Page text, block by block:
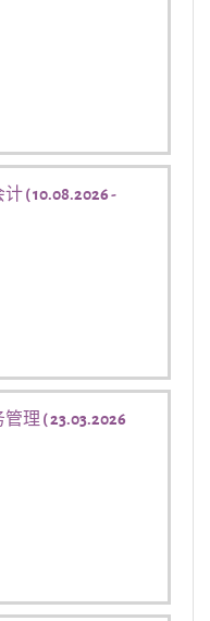
( 10.08.2026 -
理 ( 23.03.2026